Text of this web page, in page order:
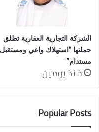
الشركة التجارية العقارية تطلق
حملتها “استهلاك واعي ومستقبل
مستدام”
منذ يومين
Popular Posts